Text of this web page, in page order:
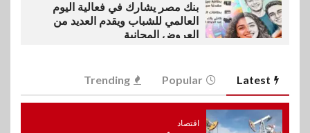
بنك مصر يشارك في فعالية اليوم
العالمي للشباب ويقدم العديد من
العروض المجانية
6
بنوك
بنك QNB مصر يعزز جاهزية
للنمو والتوسع
Latest
Popular
Trending
اقتصاد